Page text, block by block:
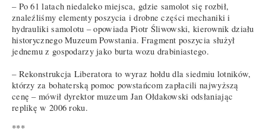
– Po 61 latach niedaleko miejsca, gdzie samolot się rozbił,
znaleźliśmy elementy poszycia i drobne części mechaniki i
hydrauliki samolotu – opowiada Piotr Śliwowski, kierownik działu
historycznego Muzeum Powstania. Fragment poszycia służył
jednemu z gospodarzy jako burta wozu drabiniastego.
– Rekonstrukcja Liberatora to wyraz hołdu dla siedmiu lotników,
którzy za bohaterską pomoc powstańcom zapłacili najwyższą
cenę – mówił dyrektor muzeum Jan Ołdakowski odsłaniając
replikę w 2006 roku.
***